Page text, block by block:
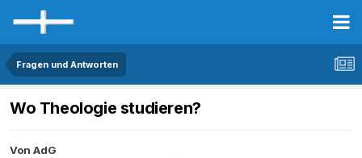
Fragen und Antworten
Wo Theologie studieren?
Von AdG